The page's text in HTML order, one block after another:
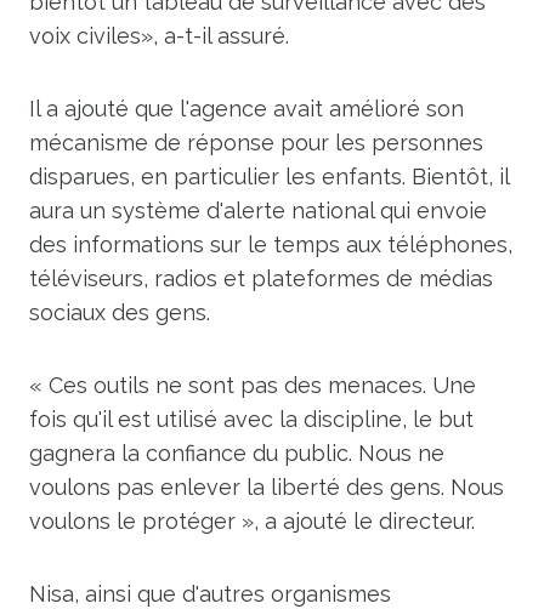
voix civiles», a-t-il assuré.
Il a ajouté que l'agence avait amélioré son
mécanisme de réponse pour les personnes
disparues, en particulier les enfants. Bientôt, il
aura un système d'alerte national qui envoie
des informations sur le temps aux téléphones,
téléviseurs, radios et plateformes de médias
sociaux des gens.
« Ces outils ne sont pas des menaces. Une
fois qu'il est utilisé avec la discipline, le but
gagnera la confiance du public. Nous ne
voulons pas enlever la liberté des gens. Nous
voulons le protéger », a ajouté le directeur.
Nisa, ainsi que d'autres organismes